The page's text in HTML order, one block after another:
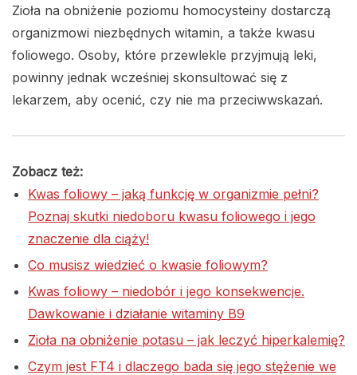
Zioła na obniżenie poziomu homocysteiny dostarczą
organizmowi niezbędnych witamin, a także kwasu
foliowego. Osoby, które przewlekle przyjmują leki,
powinny jednak wcześniej skonsultować się z
lekarzem, aby ocenić, czy nie ma przeciwwskazań.
Zobacz też:
Kwas foliowy – jaką funkcję w organizmie pełni?
Poznaj skutki niedoboru kwasu foliowego i jego
znaczenie dla ciąży!
Co musisz wiedzieć o kwasie foliowym?
Kwas foliowy – niedobór i jego konsekwencje.
Dawkowanie i działanie witaminy B9
Zioła na obniżenie potasu – jak leczyć hiperkalemię?
Czym jest FT4 i dlaczego bada się jego stężenie we